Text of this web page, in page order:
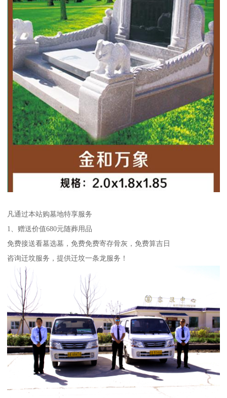
凡通过本站购墓地特享服务
1、赠送价值680元随葬用品
免费接送看墓选墓，免费免费寄存骨灰，免费算吉日
咨询迁坟服务，提供迁坟一条龙服务！